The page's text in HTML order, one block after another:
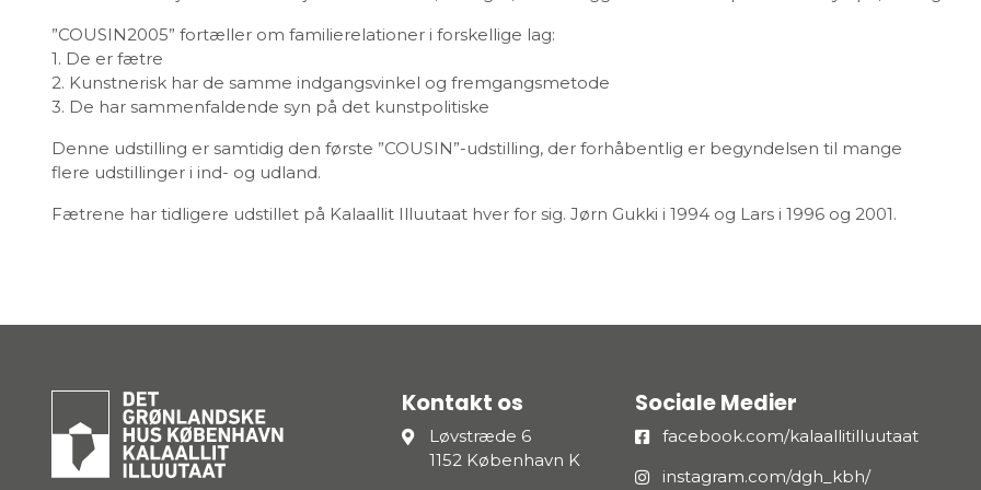
”COUSIN2005” fortæller om familierelationer i forskellige lag:
1. De er fætre
2. Kunstnerisk har de samme indgangsvinkel og fremgangsmetode
3. De har sammenfaldende syn på det kunstpolitiske
Denne udstilling er samtidig den første ”COUSIN”-udstilling, der forhåbentlig er begyndelsen til mange
flere udstillinger i ind- og udland.
Fætrene har tidligere udstillet på Kalaallit Illuutaat hver for sig. Jørn Gukki i 1994 og Lars i 1996 og 2001.
Kontakt os
Løvstræde 6
1152 København K
Sociale Medier
facebook.com/kalaallitilluutaat
instagram.com/dgh_kbh/